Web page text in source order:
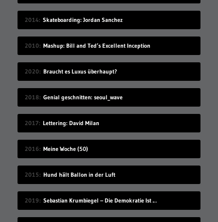
2014 Skateboarding: Jordan Sanchez
2010 Mashup: Bill and Ted’s Excellent Inception
2020 Braucht es Luxus überhaupt?
2018 Genial geschnitten: seoul_wave
2017 Lettering: David Milan
2016 Meine Woche (50)
2015 Hund hält Ballon in der Luft
2019 Sebastian Krumbiegel – Die Demokratie Ist Weiblich